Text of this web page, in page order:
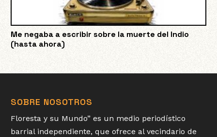
Me negaba a escribir sobre la muerte del Indio
(hasta ahora)
SOBRE NOSOTROS
Floresta y su Mundo” es un medio periodístico
barrial independiente, que ofrece al vecindario de